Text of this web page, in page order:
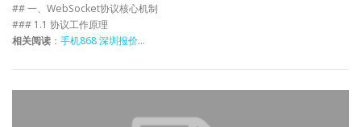
## 一、WebSocket协议核心机制
### 1.1 协议工作原理
相关阅读 ： 手机868 深圳报价…